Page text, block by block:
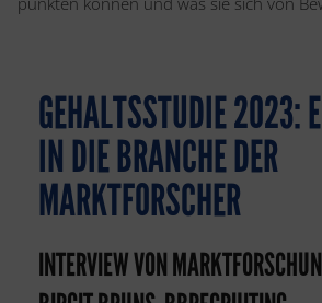
GEHALTSSTUDIE 2023:
IN DIE BRANCHE DER
MARKTFORSCHER
INTERVIEW VON